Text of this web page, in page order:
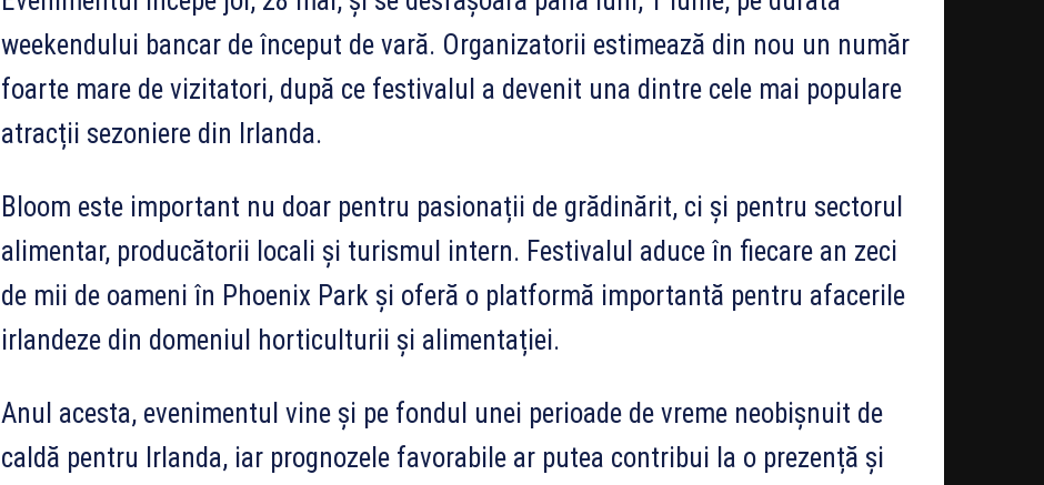
weekendului bancar de început de vară. Organizatorii estimează din nou un număr
foarte mare de vizitatori, după ce festivalul a devenit una dintre cele mai populare
atracții sezoniere din Irlanda.
Bloom este important nu doar pentru pasionații de grădinărit, ci și pentru sectorul
alimentar, producătorii locali și turismul intern. Festivalul aduce în fiecare an zeci
de mii de oameni în Phoenix Park și oferă o platformă importantă pentru afacerile
irlandeze din domeniul horticulturii și alimentației.
Anul acesta, evenimentul vine și pe fondul unei perioade de vreme neobișnuit de
caldă pentru Irlanda, iar prognozele favorabile ar putea contribui la o prezență și